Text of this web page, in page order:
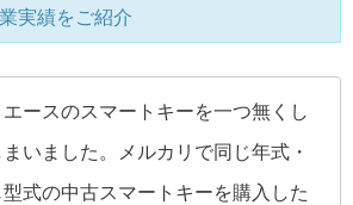
実績をご紹介
ースのスマートキーを一つ無くし
まいました。メルカリで同じ年式・
型式の中古スマートキーを購入した